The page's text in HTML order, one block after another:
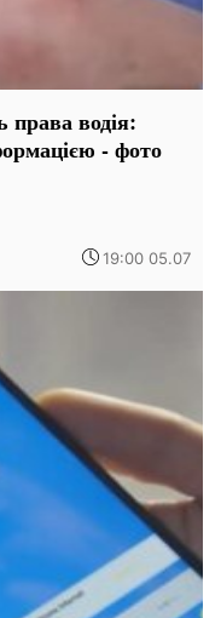
права водія:
- фото
19:00 05.07